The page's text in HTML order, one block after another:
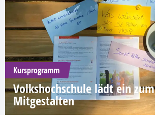
Kursprogramm
Volkshochschule lädt ein zum
Mitgestalten